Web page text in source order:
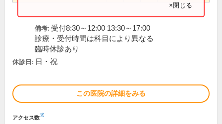
×閉じる
備考: 受付8:30～12:00 13:30～17:00
診療・受付時間は科目により異なる
臨時休診あり
休診日: 日・祝
この医院の詳細をみる
アクセス数※